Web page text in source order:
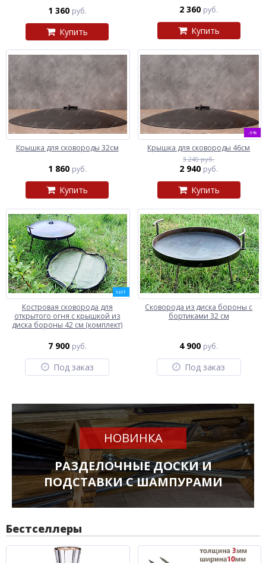
1 360 руб.
Купить
2 360 руб.
Купить
Крышка для сковороды 32см
1 860 руб.
Купить
-9%
Крышка для сковороды 46см
3 240 руб.
2 940 руб.
Купить
ХИТ
Костровая сковорода для
открытого огня с крышкой из
диска бороны 42 см (комплект)
7 900 руб.
Под заказ
Сковорода из диска бороны с
бортиками 32 см
4 900 руб.
Под заказ
НОВИНКА
РАЗДЕЛОЧНЫЕ ДОСКИ И
ПОДСТАВКИ С ШАМПУРАМИ
Бестселлеры